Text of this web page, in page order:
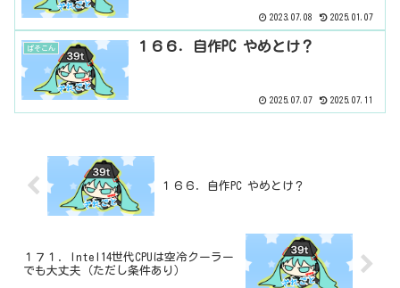
2023.07.08 2025.01.07
ぱそこん １６６．自作PC やめとけ？
2025.07.07 2025.07.11
１６６．自作PC やめとけ？
１７１．Intel14世代CPUは空冷クーラー
でも大丈夫（ただし条件あり）